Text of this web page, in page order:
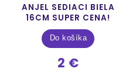
ANJEL SEDIACI BIELA
16CM SUPER CENA!
2 €
Do košíka